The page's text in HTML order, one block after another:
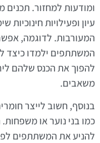
ומודעות למחזור. תכנים
עיון ופעילויות
המעורבות. לדוגמה,
המשתתפים ילמדו כיצד
להפוך את הכנס שלהם
משאבים.
בנוסף, חשוב לייצר
כמו בני נוער או משפחות.
להניע את המשתתפים